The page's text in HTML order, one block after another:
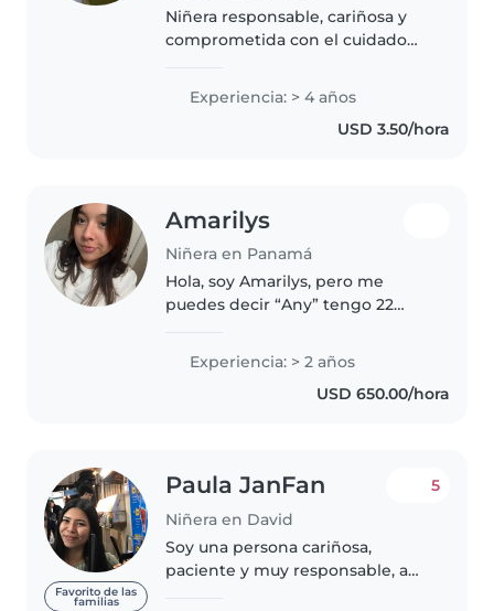
Niñera responsable, cariñosa y
comprometida con el cuidado
y niños pequeños, apoyo en
rutinas diarias, estimulación
Experiencia: > 4 años
USD 3.50/hora
Amarilys
Niñera en Panamá
Hola, soy Amarilys, pero me
puedes decir “Any” tengo 22
experiencia cuidando bebés,
niños pequeños y adolescentes.
Soy una persona responsable,
Experiencia: > 2 años
USD 650.00/hora
Favorito de las
familias
Paula JanFan
Niñera en David
5
Soy una persona cariñosa,
paciente y muy responsable, a